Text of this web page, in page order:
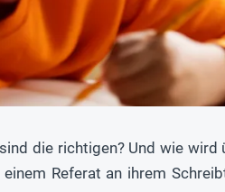
die richtigen? Und wie
Referat an ihrem